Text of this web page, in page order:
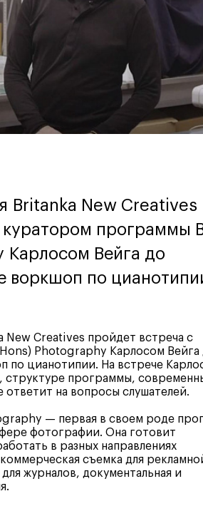
Britanka New Creatives
куратором программы
Карлосом Вейга до
воркшоп по
New Creatives пройдет встреча с
Photography Карлосом Вейга
по цианотипии. На вcтрече
структуре программы,
ответит на вопросы слушателей.
— первая в своем роде
фотографии. Она готовит
в разных направлениях
съемка для
журналов, документальная и